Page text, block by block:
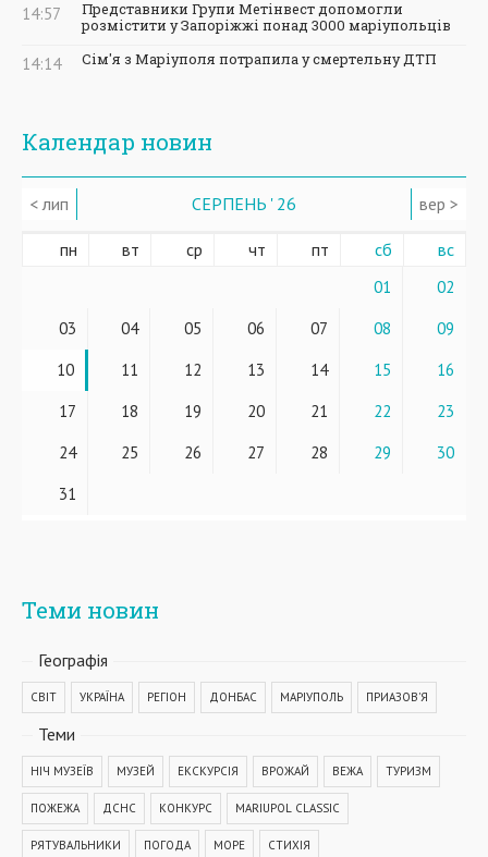
14:57
Представники Групи Метінвест допомогли
розмістити у Запоріжжі понад 3000 маріупольців
14:14 Сім'я з Маріуполя потрапила у смертельну ДТП
Календар новин
< лип СЕРПЕНЬ ' 26 вер >
пн вт ср чт пт сб вс
01
02
03
04 05 06 07 08
09
10
11 12 13 14 15
16
17
18 19 20 21 22
23
24
25 26 27 28 29
30
31
Теми новин
Географiя
СВІТ УКРАЇНА РЕГІОН ДОНБАС МАРІУПОЛЬ ПРИАЗОВ'Я
Теми
НІЧ МУЗЕЇВ МУЗЕЙ ЕКСКУРСІЯ ВРОЖАЙ ВЕЖА ТУРИЗМ
ПОЖЕЖА ДСНС КОНКУРС MARIUPOL CLASSIC
РЯТУВАЛЬНИКИ ПОГОДА МОРЕ СТИХІЯ